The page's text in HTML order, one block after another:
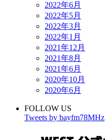
2022年6月
2022年5月
2022年3月
2022年1月
2021年12月
2021年8月
2021年6月
2020年10月
2020年6月
FOLLOW US
Tweets by bayfm78MHz